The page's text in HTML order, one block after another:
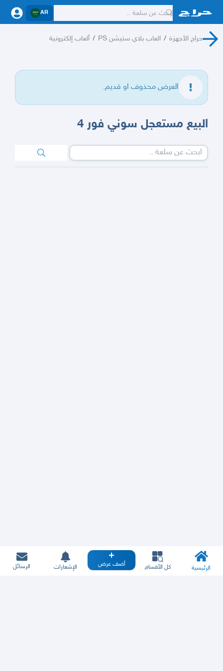
AR
حراج الأجهزة / العاب بلاي ستيشن PS / ألعاب إلكترونية
العرض محذوف او قديم.
البيع مستعجل سوني فور 4
الرئيسية كل الأقسام أضف عرض الإشعارات الرسائل